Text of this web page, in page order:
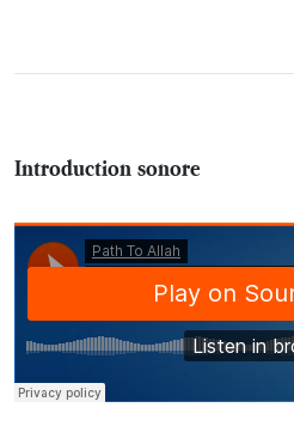
Introduction sonore